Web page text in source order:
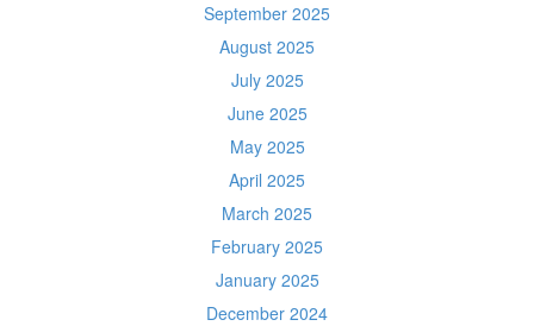
September 2025
August 2025
July 2025
June 2025
May 2025
April 2025
March 2025
February 2025
January 2025
December 2024